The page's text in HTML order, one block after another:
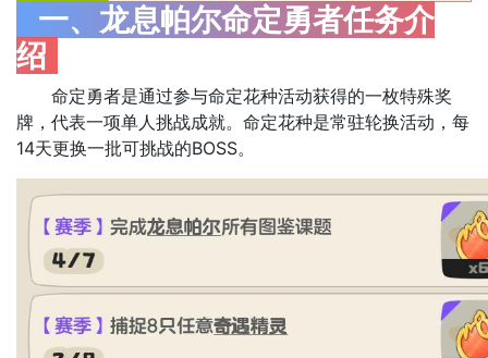
一、龙息帕尔命定勇者任务介
绍
命定勇者是通过参与命定花种活动获得的一枚特殊奖
牌，代表一项单人挑战成就。命定花种是常驻轮换活动，每
14天更换一批可挑战的BOSS。